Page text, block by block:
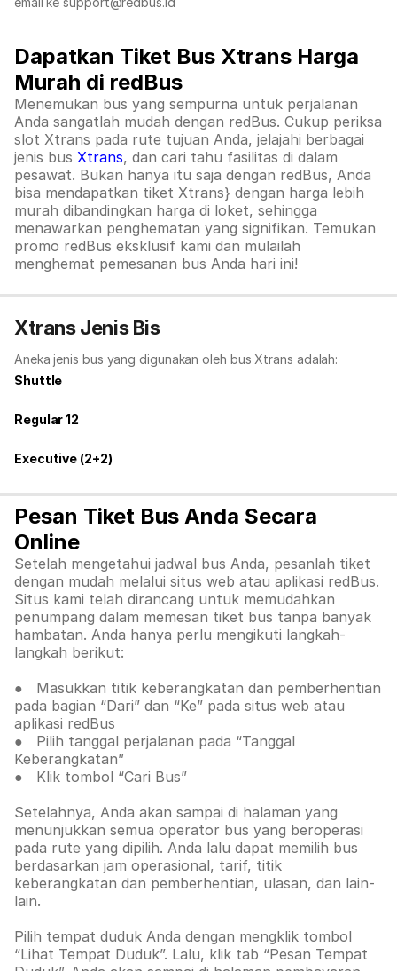
Dapatkan Tiket Bus Xtrans Harga
Murah di redBus
Menemukan bus yang sempurna untuk perjalanan
Anda sangatlah mudah dengan redBus. Cukup periksa
slot Xtrans pada rute tujuan Anda, jelajahi berbagai
jenis bus Xtrans, dan cari tahu fasilitas di dalam
pesawat. Bukan hanya itu saja dengan redBus, Anda
bisa mendapatkan tiket Xtrans} dengan harga lebih
murah dibandingkan harga di loket, sehingga
menawarkan penghematan yang signifikan. Temukan
promo redBus eksklusif kami dan mulailah
menghemat pemesanan bus Anda hari ini!
Xtrans Jenis Bis
Aneka jenis bus yang digunakan oleh bus Xtrans adalah:
Shuttle
Regular 12
Executive (2+2)
Pesan Tiket Bus Anda Secara
Online
Setelah mengetahui jadwal bus Anda, pesanlah tiket
dengan mudah melalui situs web atau aplikasi redBus.
Situs kami telah dirancang untuk memudahkan
penumpang dalam memesan tiket bus tanpa banyak
hambatan. Anda hanya perlu mengikuti langkah-
langkah berikut:
● Masukkan titik keberangkatan dan pemberhentian
pada bagian “Dari” dan “Ke” pada situs web atau
aplikasi redBus
● Pilih tanggal perjalanan pada “Tanggal
Keberangkatan”
● Klik tombol “Cari Bus”
Setelahnya, Anda akan sampai di halaman yang
menunjukkan semua operator bus yang beroperasi
pada rute yang dipilih. Anda lalu dapat memilih bus
berdasarkan jam operasional, tarif, titik
keberangkatan dan pemberhentian, ulasan, dan lain-
lain.
Pilih tempat duduk Anda dengan mengklik tombol
“Lihat Tempat Duduk”. Lalu, klik tab “Pesan Tempat